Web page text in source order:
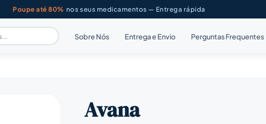
Poupe até 80% nos seus medicamentos — Entrega rápida
Sobre Nós Entrega e Envio Perguntas Frequentes
Avana